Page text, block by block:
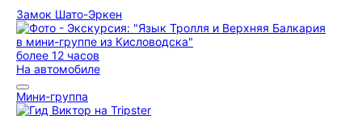
Замок Шато-Эркен
более 12 часов
На автомобиле
Мини-группа